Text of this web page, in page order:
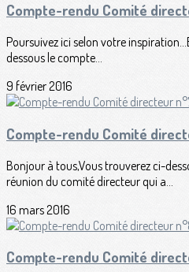
Compte-rendu Comité
Poursuivez ici selon votre
dessous le compte...
9 février 2016
Compte-rendu Comité
Bonjour à tous,Vous trouverez ci-
réunion du comité directeur qui a...
16 mars 2016
Compte-rendu Comité